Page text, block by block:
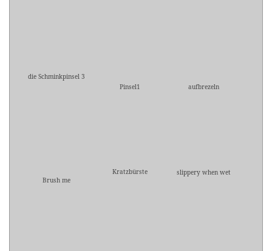
die Schminkpinsel 3
Pinsel1
aufbrezeln
Brush me
Kratzbürste slippery when wet